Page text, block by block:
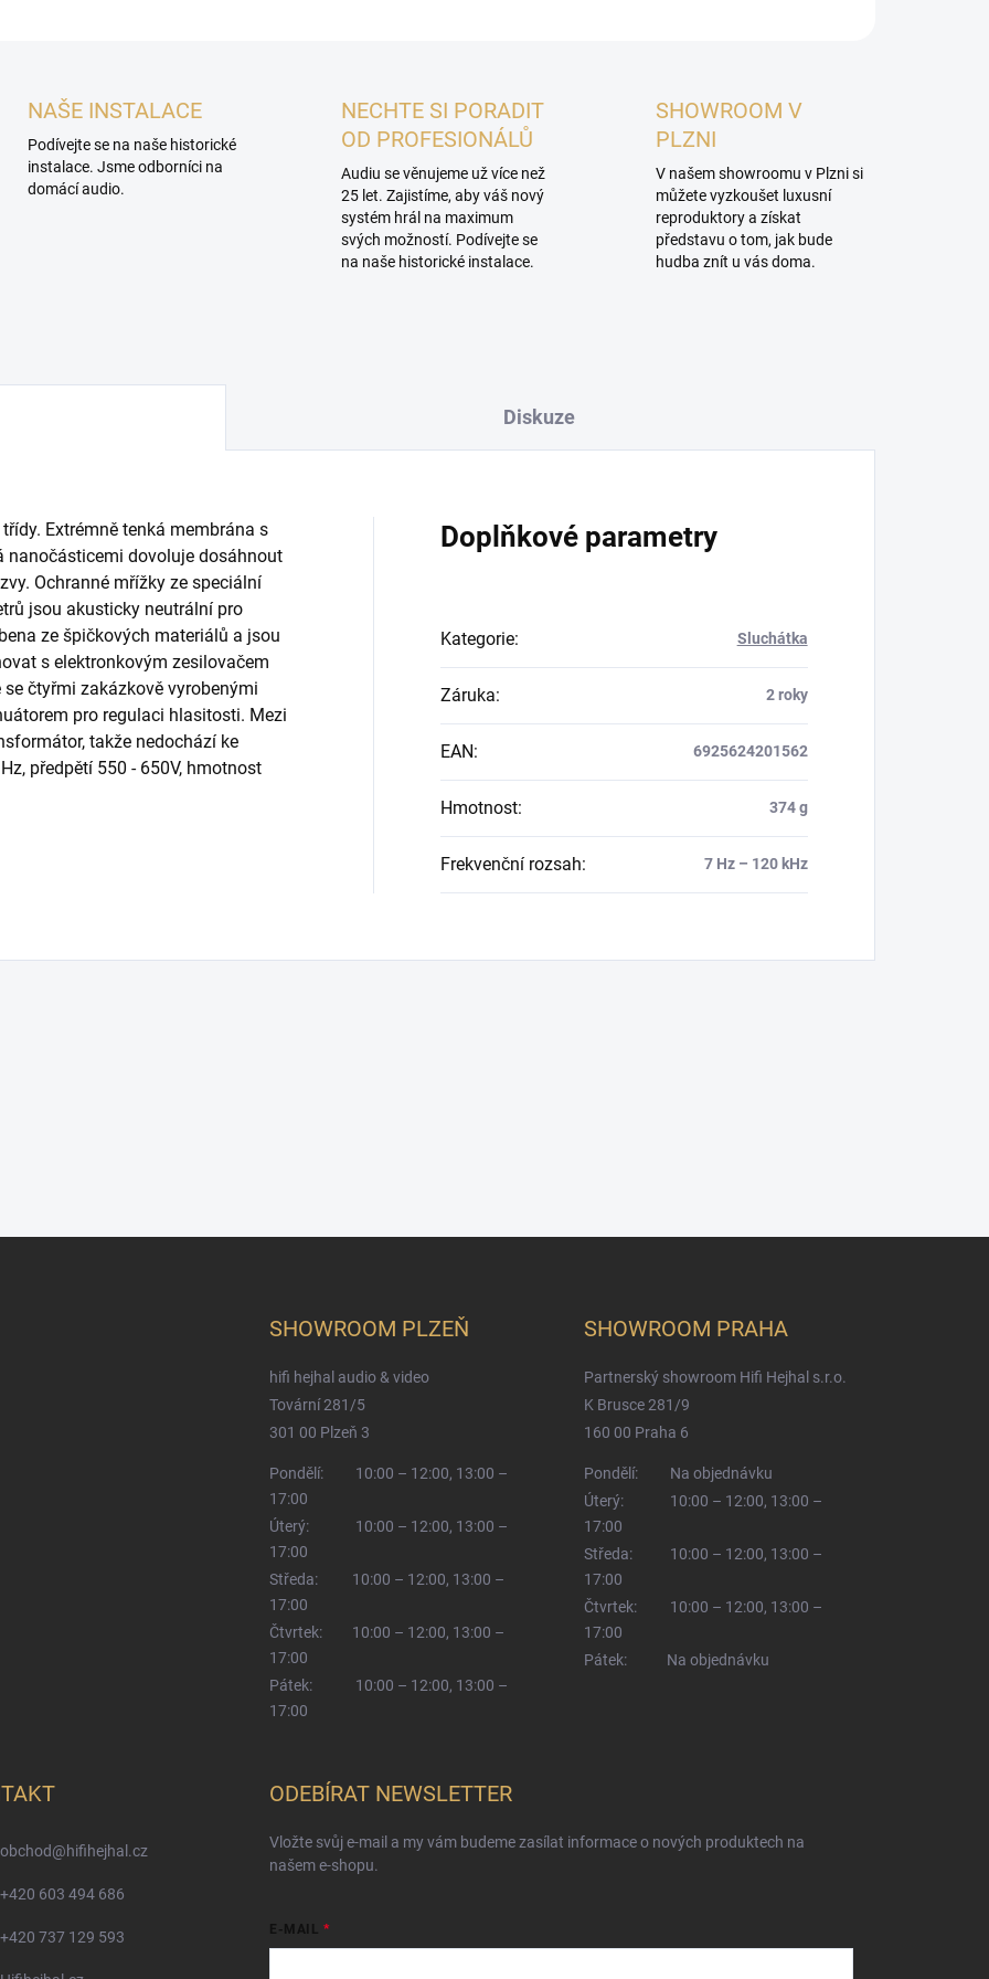
NAŠE INSTALACE
Podívejte se na naše historické
instalace. Jsme odborníci na
domácí audio.
NECHTE SI PORADIT
OD PROFESIONÁLŮ
Audiu se věnujeme už více než
25 let. Zajistíme, aby váš nový
systém hrál na maximum
svých možností. Podívejte se
na naše historické instalace.
SHOWROOM V
PLZNI
V našem showroomu v Plzni si
můžete vyzkoušet luxusní
reproduktory a získat
představu o tom, jak bude
hudba znít u vás doma.
Diskuze
Extrémně tenká membrána s
nanočásticemi dovoluje dosáhnout
Ochranné mřížky ze speciální
jsou akusticky neutrální pro
ze špičkových materiálů a jsou
s elektronkovým zesilovačem
čtyřmi zakázkově vyrobenými
pro regulaci hlasitosti. Mezi
takže nedochází ke
předpětí 550 - 650V, hmotnost
Doplňkové parametry
Kategorie: Sluchátka
Záruka: 2 roky
EAN: 6925624201562
Hmotnost: 374 g
Frekvenční rozsah: 7 Hz – 120 kHz
SHOWROOM PLZEŇ
hifi hejhal audio & video
Tovární 281/5
301 00 Plzeň 3
Pondělí:
10:00 – 12:00, 13:00 –
17:00
Úterý:
10:00 – 12:00, 13:00 –
17:00
Středa:
10:00 – 12:00, 13:00 –
17:00
Čtvrtek:
10:00 – 12:00, 13:00 –
17:00
Pátek:
10:00 – 12:00, 13:00 –
17:00
SHOWROOM PRAHA
Partnerský showroom Hifi Hejhal s.r.o.
K Brusce 281/9
160 00 Praha 6
Pondělí:
Na objednávku
Úterý:
10:00 – 12:00, 13:00 –
17:00
Středa:
10:00 – 12:00, 13:00 –
17:00
Čtvrtek:
10:00 – 12:00, 13:00 –
17:00
Pátek:
Na objednávku
obchod@hifihejhal.cz
+420 603 494 686
+420 737 129 593
ODEBÍRAT NEWSLETTER
Vložte svůj e-mail a my vám budeme zasílat informace o nových produktech na
našem e-shopu.
E-MAIL